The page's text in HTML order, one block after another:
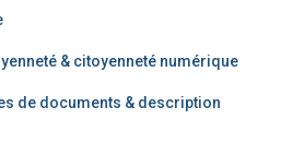
& citoyenneté numérique
de documents & description